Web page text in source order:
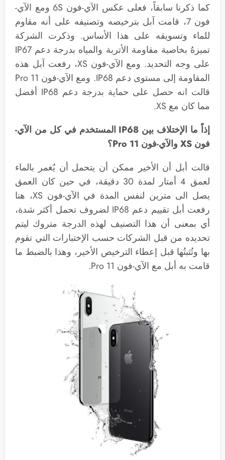
كما ذكرنا سابقاً، فعلى عكس الآي-فون 6S ومع الآي-
فون 7، قامت آبل بترخيصه وتصنيفه على أنه مقاوم
للماء وتسويقه على هذا الأساس. وذكرت الشركة
تميزهُ بخاصية مقاومة الأتربة والمياه بدرجة دعم IP67
على وجه التحديد. ومع الآي-فون XS، رفعت آبل هذه
المقاومة إلى مستوى دعم IP68. ومع الآي-فون 11 Pro
قالت انه حصل على حماية بدرجة دعم IP68 أفضل
مما كان مع XS.
إذاً ما الإختلاف بين IP68 المستخدم في كل من الآي-
فون XS والآي-فون 11 Pro؟
قالت أبل أن الأخير ممكن أن يتحمل أن يُغمر بالماء
لعمق 4 أمتار لمدة 30 دقيقة، في حين كان العمق
يصل الى مترين لنفس المدة في الآي-فون XS، هنا
رفعت أبل تقييم دعم IP68 لضروف تحمل أكثر شدة،
أي بمعنى أن هذا التصنيف لهذه الدرجة متروك ليتم
تحديده من قبل الشركات حسب الإختبارات التي تقوم
بها وتُثبتُها قبل إعطاء الترخيص الأخير، وهذا بالضبط ما
قامت به أبل مع الآي-فون 11 Pro.